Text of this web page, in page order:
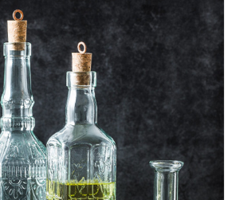
eleganssin.
kasvis. Keittiössä ruoanlaitto on
Sen on täytettävä helpon
ja turvallisen käytön
Vaa'an lisäyksen ansiosta se on
ja helpompi puhdistaa.
lasiöljypullomaustepullo
Hyvä apulainen elämässä!